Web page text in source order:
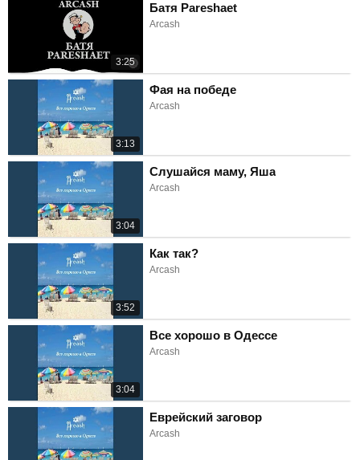
3:25
Батя Pareshaet
Arcash
3:13
Фая на победе
Arcash
3:04
Слушайся маму, Яша
Arcash
3:52
Как так?
Arcash
3:04
Все хорошо в Одессе
Arcash
Еврейский заговор
Arcash